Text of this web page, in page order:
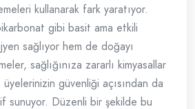
kullanarak fark yaratıyor.
gibi basit ama etkili
sağlıyor hem de doğayı
sağlığınıza zararlı kimyasallar
güvenliği açısından da
sunuyor. Düzenli bir şekilde bu